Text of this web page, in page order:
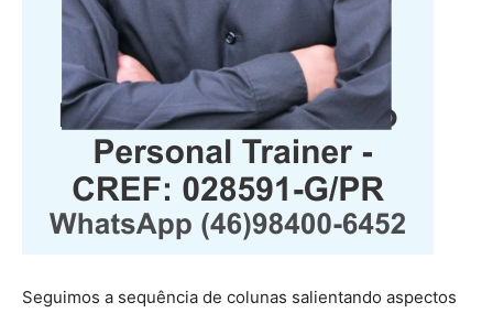
Seguimos a sequência de colunas salientando aspectos